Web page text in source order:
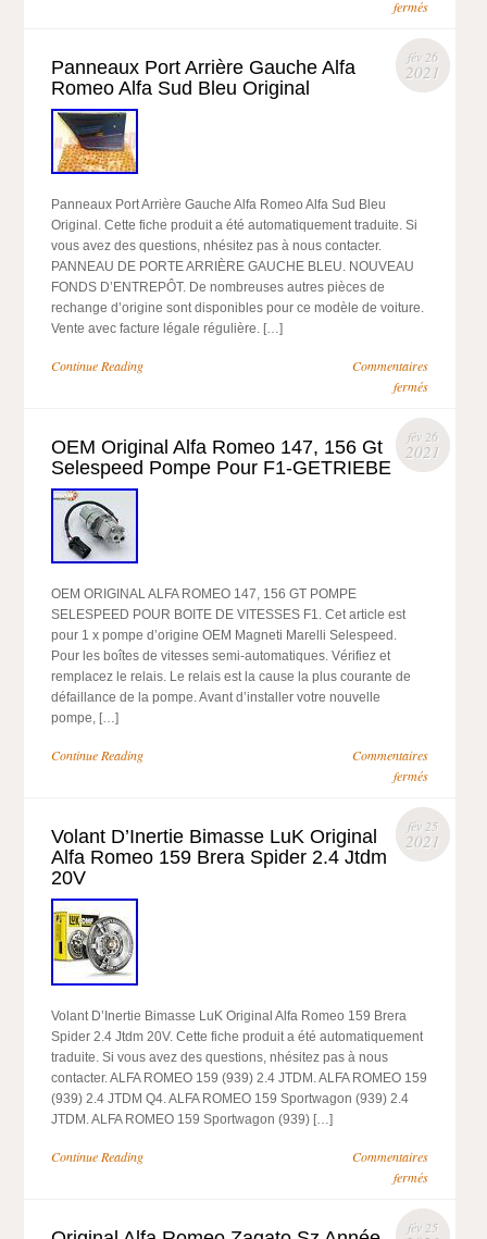
fermés
fév 26
2021
Panneaux Port Arrière Gauche Alfa
Romeo Alfa Sud Bleu Original
Panneaux Port Arrière Gauche Alfa Romeo Alfa Sud Bleu
Original. Cette fiche produit a été automatiquement traduite. Si
vous avez des questions, nhésitez pas à nous contacter.
PANNEAU DE PORTE ARRIÈRE GAUCHE BLEU. NOUVEAU
FONDS D’ENTREPÔT. De nombreuses autres pièces de
rechange d’origine sont disponibles pour ce modèle de voiture.
Vente avec facture légale régulière. […]
Continue Reading
Commentaires
fermés
fév 26
2021
OEM Original Alfa Romeo 147, 156 Gt
Selespeed Pompe Pour F1-GETRIEBE
OEM ORIGINAL ALFA ROMEO 147, 156 GT POMPE
SELESPEED POUR BOITE DE VITESSES F1. Cet article est
pour 1 x pompe d’origine OEM Magneti Marelli Selespeed.
Pour les boîtes de vitesses semi-automatiques. Vérifiez et
remplacez le relais. Le relais est la cause la plus courante de
défaillance de la pompe. Avant d’installer votre nouvelle
pompe, […]
Continue Reading
Commentaires
fermés
fév 25
2021
Volant D’Inertie Bimasse LuK Original
Alfa Romeo 159 Brera Spider 2.4 Jtdm
20V
Volant D’Inertie Bimasse LuK Original Alfa Romeo 159 Brera
Spider 2.4 Jtdm 20V. Cette fiche produit a été automatiquement
traduite. Si vous avez des questions, nhésitez pas à nous
contacter. ALFA ROMEO 159 (939) 2.4 JTDM. ALFA ROMEO 159
(939) 2.4 JTDM Q4. ALFA ROMEO 159 Sportwagon (939) 2.4
JTDM. ALFA ROMEO 159 Sportwagon (939) […]
Continue Reading
Commentaires
fermés
fév 25